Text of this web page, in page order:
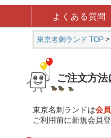
よくある質問
東京名刺ランド TOP >
ご注文方法
東京名刺ランドは会
ご利用前に新規会員